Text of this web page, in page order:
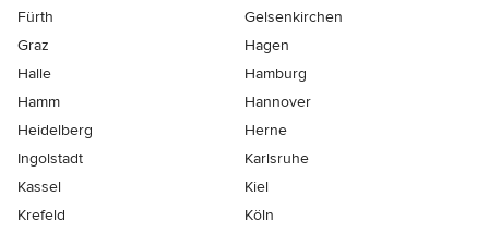
Fürth
Gelsenkirchen
Graz
Hagen
Halle
Hamburg
Hamm
Hannover
Heidelberg
Herne
Ingolstadt
Karlsruhe
Kassel
Kiel
Krefeld
Köln